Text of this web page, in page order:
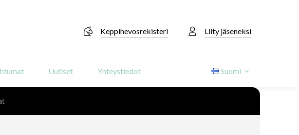
Keppihevosrekisteri Liity jäseneksi
Uutiset Yhteystiedot Suomi